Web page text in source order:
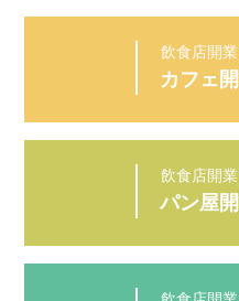
カフェ
パン屋